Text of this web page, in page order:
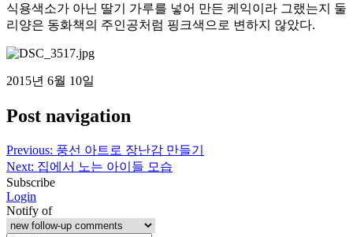
식용색소가 아닌 딸기 가루를 넣어 만든 케익이라 그랬는지 둘
리양은 동화책의 주인공처럼 핑크색으로 변하지 않았다.
2015년 6월 10일
Post navigation
Previous: 풍선 아트로 장난감 만들기
Next: 집에서 노는 아이들 모습
Subscribe
Login
Notify of